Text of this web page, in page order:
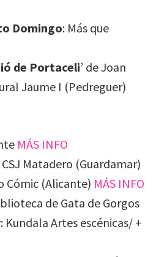
Domingo: Más que
de Portaceli’ de Joan
Jaume I (Pedreguer)
MÁS INFO
Matadero (Guardamar)
Cómic (Alicante) MÁS INFO
de Gata de Gorgos
Artes escénicas/ +